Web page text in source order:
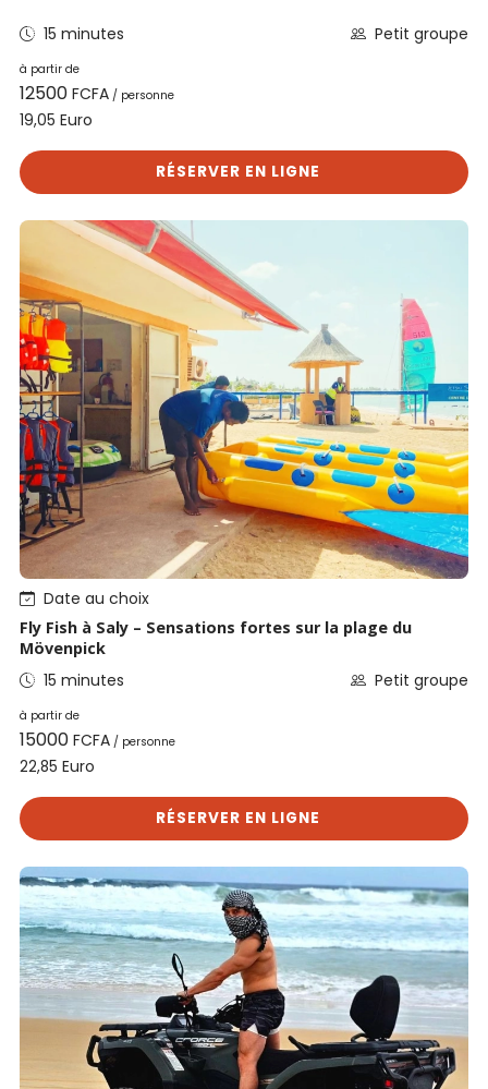
15 minutes Petit groupe
à partir de
12500FCFA / personne
19,05Euro
RÉSERVER EN LIGNE
Date au choix
Fly Fish à Saly – Sensations fortes sur la plage du
Mövenpick
15 minutes Petit groupe
à partir de
15000FCFA / personne
22,85Euro
RÉSERVER EN LIGNE